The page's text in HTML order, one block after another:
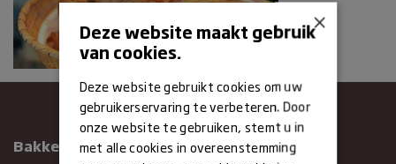
Bakkerij Maxima
×
Deze website maakt gebruik
van cookies.
Deze website gebruikt cookies om uw
gebruikerservaring te verbeteren. Door
onze website te gebruiken, stemt u in
met alle cookies in overeenstemming